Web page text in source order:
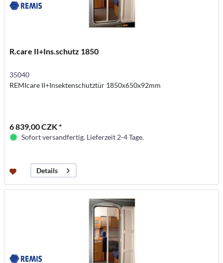
R.care II+Ins.schutz 1850
35040
REMIcare II+Insektenschutztür 1850x650x92mm
6 839,00 CZK *
Sofort versandfertig. Lieferzeit 2-4 Tage.
Details